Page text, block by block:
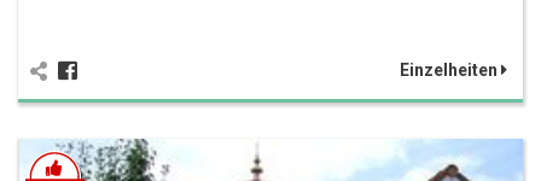
Einzelheiten